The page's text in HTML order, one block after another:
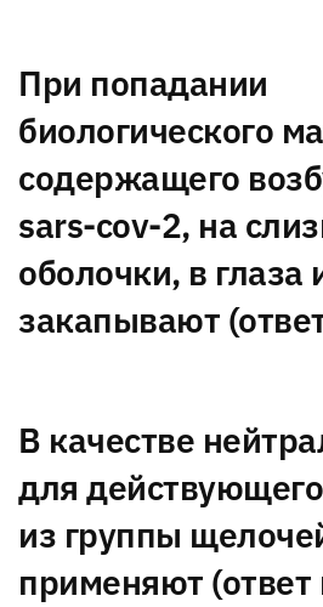
При попадании
биологического
содержащего
sars-cov-2, на
оболочки, в глаза
закапывают
В качестве
для
из группы
применяют (ответ